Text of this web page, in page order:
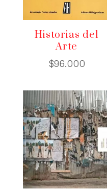
Historias del
Arte
$96.000